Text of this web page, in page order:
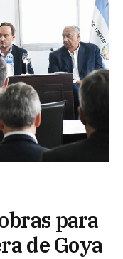
para
de Goya